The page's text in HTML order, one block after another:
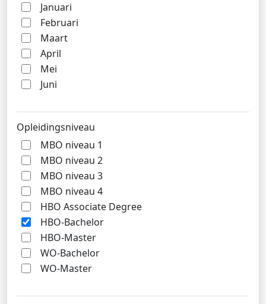
Januari
Februari
Maart
April
Mei
Juni
Opleidingsniveau
MBO niveau 1
MBO niveau 2
MBO niveau 3
MBO niveau 4
HBO Associate Degree
HBO-Bachelor
HBO-Master
WO-Bachelor
WO-Master